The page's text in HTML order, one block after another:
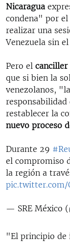
Nicaragua
condena" por
realizar una
Venezuela sin
Pero el canciller
que si bien la
venezolanos,
restablecer la
nuevo proceso
Durante 29
el compromiso
la región a
pic.twitter.com/
— SRE México
"El principio de